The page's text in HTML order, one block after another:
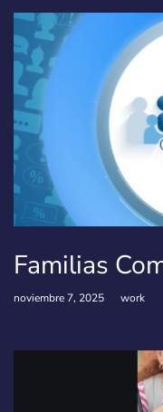
Familias
noviembre 7, 2025 work